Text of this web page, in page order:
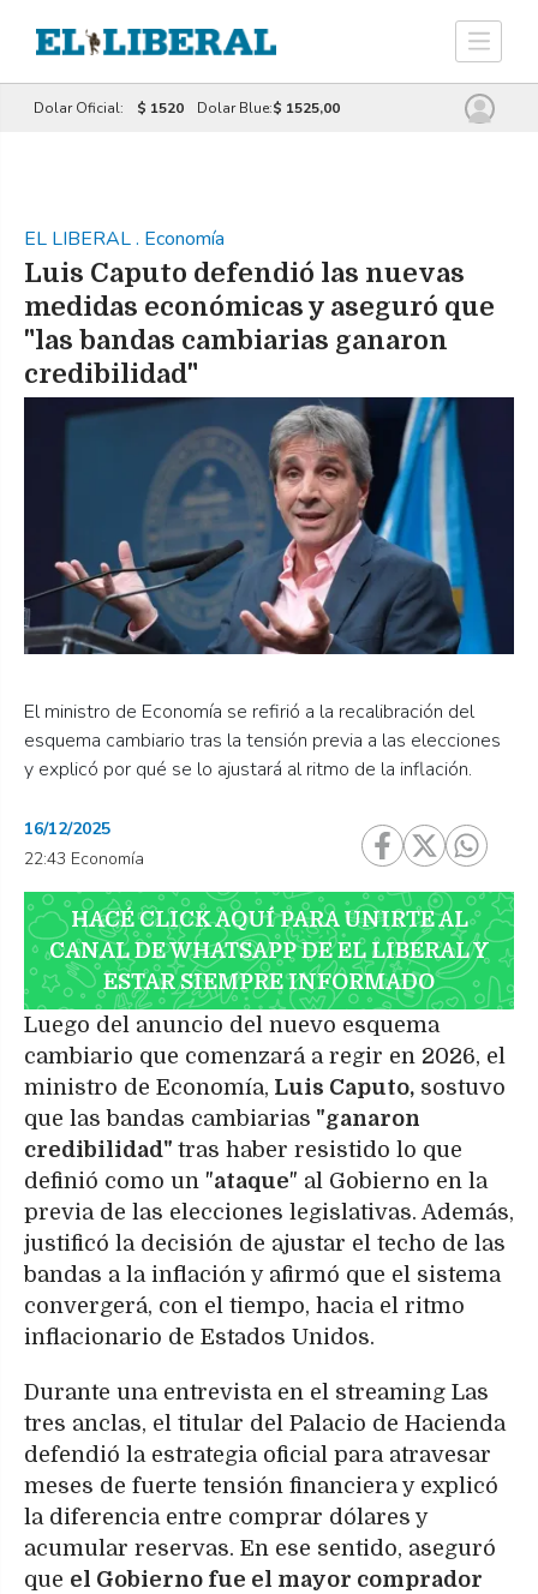
Dolar Oficial: $ 1520 Dolar Blue:$ 1525,00
EL LIBERAL. Economía
Luis Caputo defendió las nuevas
medidas económicas y aseguró que
"las bandas cambiarias ganaron
credibilidad"
El ministro de Economía se refirió a la recalibración del
esquema cambiario tras la tensión previa a las elecciones
y explicó por qué se lo ajustará al ritmo de la inflación.
16/12/2025
22:43 Economía
HACÉ CLICK AQUÍ PARA UNIRTE AL
CANAL DE WHATSAPP DE EL LIBERAL Y
ESTAR SIEMPRE INFORMADO
Luego del anuncio del nuevo esquema
cambiario que comenzará a regir en 2026, el
ministro de Economía, Luis Caputo, sostuvo
que las bandas cambiarias "ganaron
credibilidad" tras haber resistido lo que
definió como un "ataque" al Gobierno en la
previa de las elecciones legislativas. Además,
justificó la decisión de ajustar el techo de las
bandas a la inflación y afirmó que el sistema
convergerá, con el tiempo, hacia el ritmo
inflacionario de Estados Unidos.
Durante una entrevista en el streaming Las
tres anclas, el titular del Palacio de Hacienda
defendió la estrategia oficial para atravesar
meses de fuerte tensión financiera y explicó
la diferencia entre comprar dólares y
acumular reservas. En ese sentido, aseguró
que el Gobierno fue el mayor comprador